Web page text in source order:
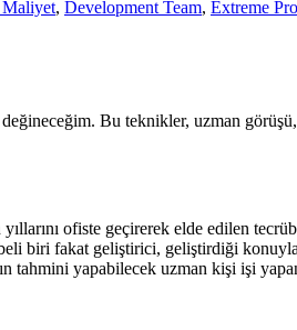
Maliyet, Development Team, Extreme
Bu teknikler, uzman
ofiste geçirerek elde edilen
biri fakat geliştirici, geliştirdiği
tahmini yapabilecek uzman kişi işi